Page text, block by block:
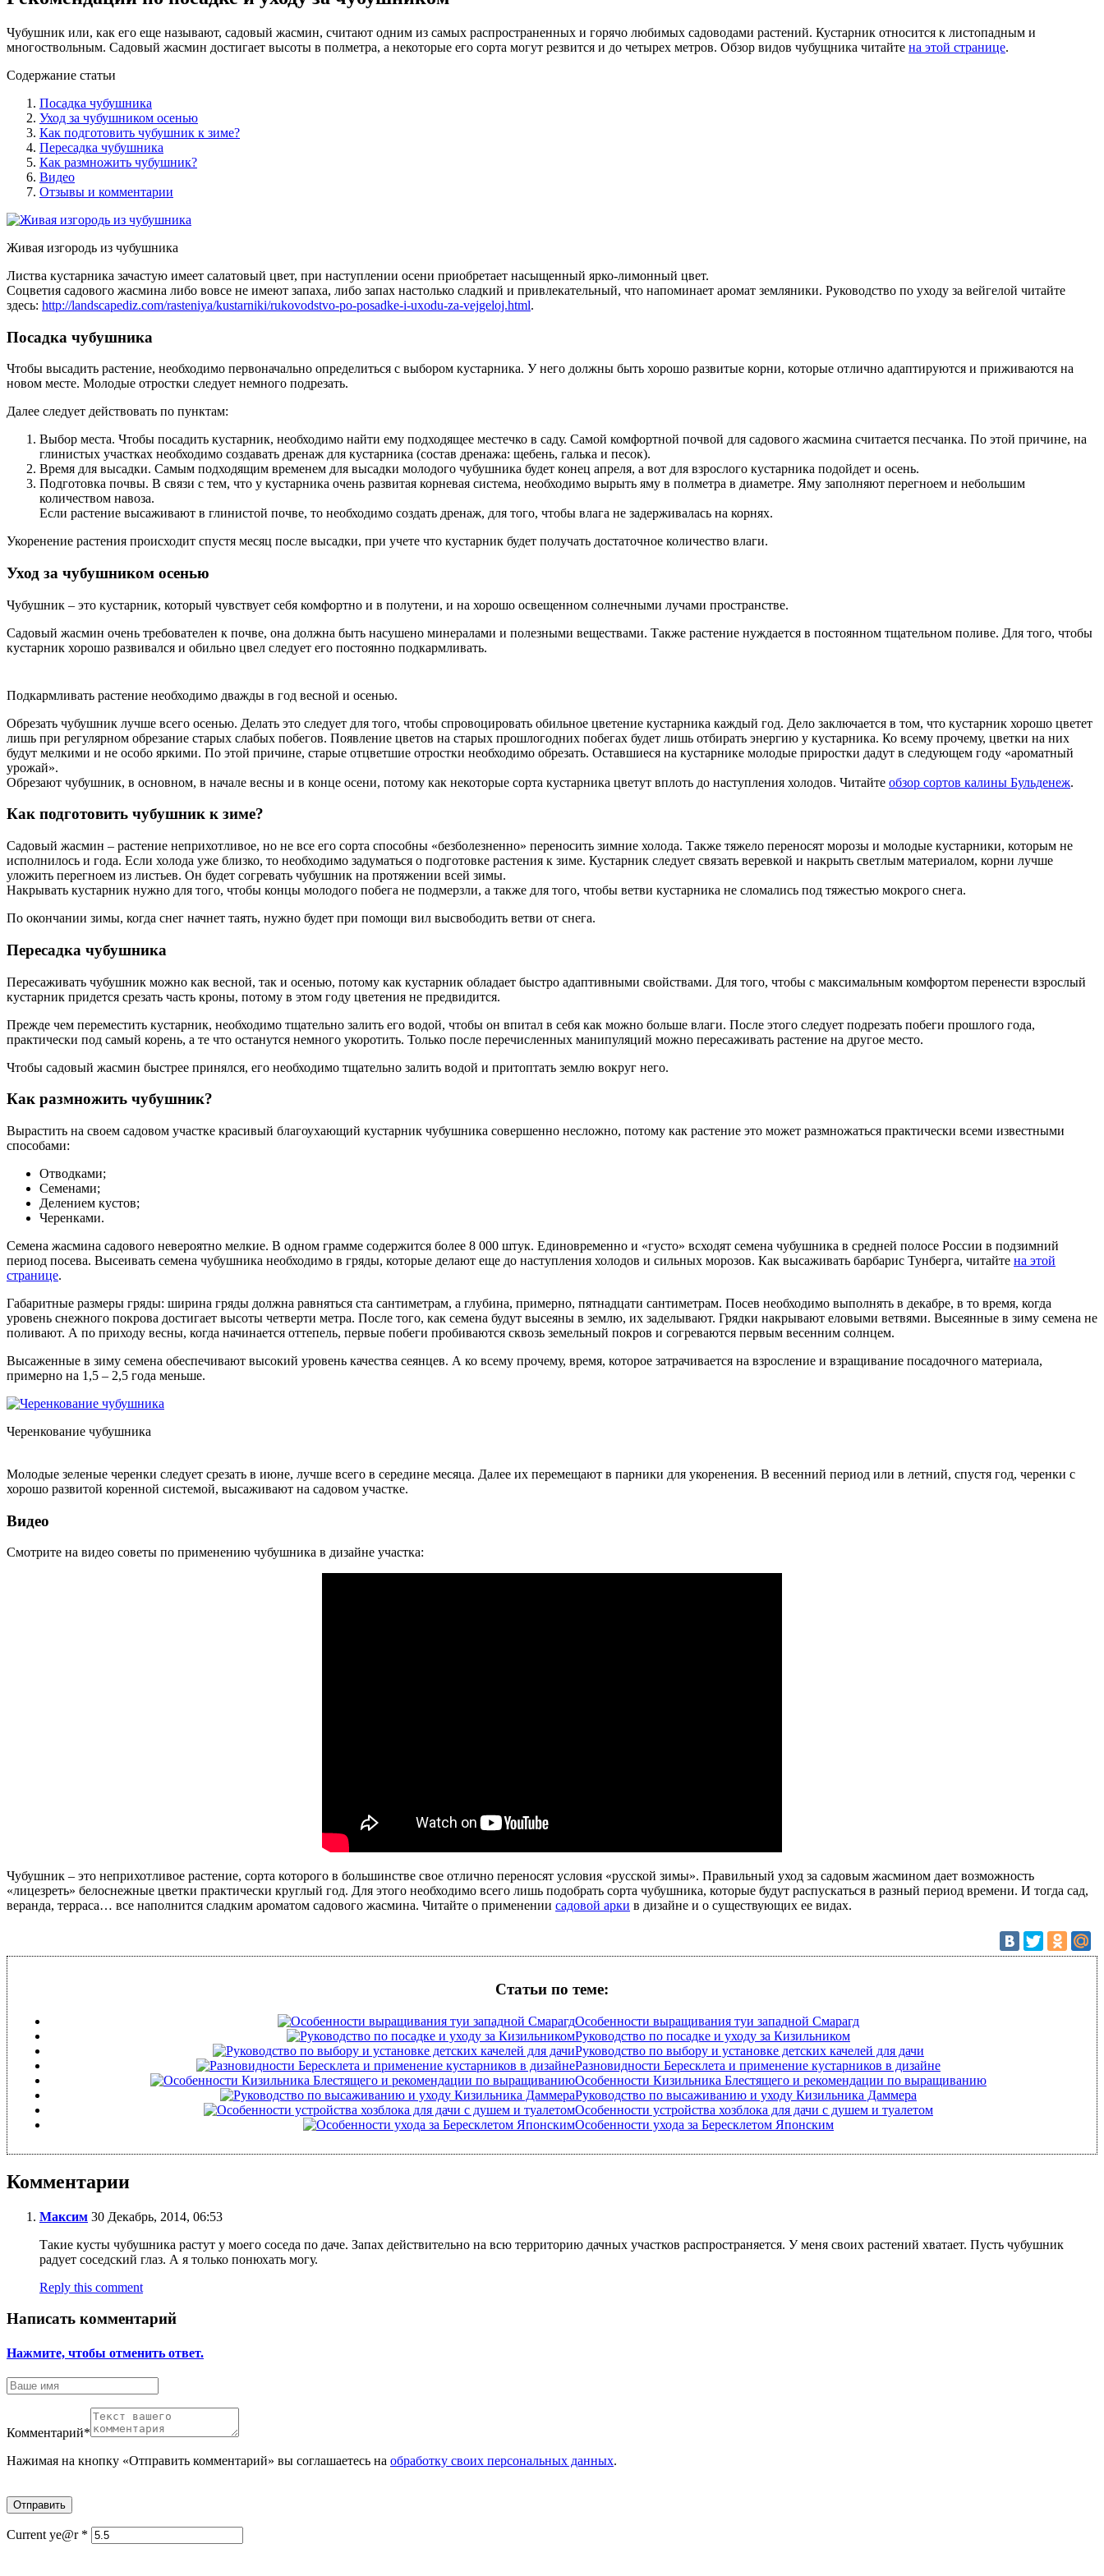
Чубушник или, как его еще называют, садовый жасмин, считают одним из самых распространенных и горячо любимых садоводами растений. Кустарник относится к листопадным и
многоствольным. Садовый жасмин достигает высоты в полметра, а некоторые его сорта могут резвится и до четырех метров. Обзор видов чубущника читайте на этой странице.
Содержание статьи
Посадка чубушника
Уход за чубушником осенью
Как подготовить чубушник к зиме?
Пересадка чубушника
Как размножить чубушник?
Видео
Отзывы и комментарии
Живая изгородь из чубушника
Листва кустарника зачастую имеет салатовый цвет, при наступлении осени приобретает насыщенный ярко-лимонный цвет.
Соцветия садового жасмина либо вовсе не имеют запаха, либо запах настолько сладкий и привлекательный, что напоминает аромат земляники. Руководство по уходу за вейгелой читайте
здесь: http://landscapediz.com/rasteniya/kustarniki/rukovodstvo-po-posadke-i-uxodu-za-vejgeloj.html.
Посадка чубушника
Чтобы высадить растение, необходимо первоначально определиться с выбором кустарника. У него должны быть хорошо развитые корни, которые отлично адаптируются и приживаются на
новом месте. Молодые отростки следует немного подрезать.
Далее следует действовать по пунктам:
Выбор места. Чтобы посадить кустарник, необходимо найти ему подходящее местечко в саду. Самой комфортной почвой для садового жасмина считается песчанка. По этой причине, на
глинистых участках необходимо создавать дренаж для кустарника (состав дренажа: щебень, галька и песок).
Время для высадки. Самым подходящим временем для высадки молодого чубушника будет конец апреля, а вот для взрослого кустарника подойдет и осень.
Подготовка почвы. В связи с тем, что у кустарника очень развитая корневая система, необходимо вырыть яму в полметра в диаметре. Яму заполняют перегноем и небольшим
количеством навоза.
Если растение высаживают в глинистой почве, то необходимо создать дренаж, для того, чтобы влага не задерживалась на корнях.
Укоренение растения происходит спустя месяц после высадки, при учете что кустарник будет получать достаточное количество влаги.
Уход за чубушником осенью
Чубушник – это кустарник, который чувствует себя комфортно и в полутени, и на хорошо освещенном солнечными лучами пространстве.
Садовый жасмин очень требователен к почве, она должна быть насушено минералами и полезными веществами. Также растение нуждается в постоянном тщательном поливе. Для того, чтобы
кустарник хорошо развивался и обильно цвел следует его постоянно подкармливать.
Подкармливать растение необходимо дважды в год весной и осенью.
Обрезать чубушник лучше всего осенью. Делать это следует для того, чтобы спровоцировать обильное цветение кустарника каждый год. Дело заключается в том, что кустарник хорошо цветет
лишь при регулярном обрезание старых слабых побегов. Появление цветов на старых прошлогодних побегах будет лишь отбирать энергию у кустарника. Ко всему прочему, цветки на них
будут мелкими и не особо яркими. По этой причине, старые отцветшие отростки необходимо обрезать. Оставшиеся на кустарнике молодые приростки дадут в следующем году «ароматный
урожай».
Обрезают чубушник, в основном, в начале весны и в конце осени, потому как некоторые сорта кустарника цветут вплоть до наступления холодов. Читайте обзор сортов калины Бульденеж.
Как подготовить чубушник к зиме?
Садовый жасмин – растение неприхотливое, но не все его сорта способны «безболезненно» переносить зимние холода. Также тяжело переносят морозы и молодые кустарники, которым не
исполнилось и года. Если холода уже близко, то необходимо задуматься о подготовке растения к зиме. Кустарник следует связать веревкой и накрыть светлым материалом, корни лучше
уложить перегноем из листьев. Он будет согревать чубушник на протяжении всей зимы.
Накрывать кустарник нужно для того, чтобы концы молодого побега не подмерзли, а также для того, чтобы ветви кустарника не сломались под тяжестью мокрого снега.
По окончании зимы, когда снег начнет таять, нужно будет при помощи вил высвободить ветви от снега.
Пересадка чубушника
Пересаживать чубушник можно как весной, так и осенью, потому как кустарник обладает быстро адаптивными свойствами. Для того, чтобы с максимальным комфортом перенести взрослый
кустарник придется срезать часть кроны, потому в этом году цветения не предвидится.
Прежде чем переместить кустарник, необходимо тщательно залить его водой, чтобы он впитал в себя как можно больше влаги. После этого следует подрезать побеги прошлого года,
практически под самый корень, а те что останутся немного укоротить. Только после перечисленных манипуляций можно пересаживать растение на другое место.
Чтобы садовый жасмин быстрее принялся, его необходимо тщательно залить водой и притоптать землю вокруг него.
Как размножить чубушник?
Вырастить на своем садовом участке красивый благоухающий кустарник чубушника совершенно несложно, потому как растение это может размножаться практически всеми известными
способами:
Отводками;
Семенами;
Делением кустов;
Черенками.
Семена жасмина садового невероятно мелкие. В одном грамме содержится более 8 000 штук. Единовременно и «густо» всходят семена чубушника в средней полосе России в подзимний
период посева. Высеивать семена чубушника необходимо в гряды, которые делают еще до наступления холодов и сильных морозов. Как высаживать барбарис Тунберга, читайте на этой
странице.
Габаритные размеры гряды: ширина гряды должна равняться ста сантиметрам, а глубина, примерно, пятнадцати сантиметрам. Посев необходимо выполнять в декабре, в то время, когда
уровень снежного покрова достигает высоты четверти метра. После того, как семена будут высеяны в землю, их заделывают. Грядки накрывают еловыми ветвями. Высеянные в зиму семена не
поливают. А по приходу весны, когда начинается оттепель, первые побеги пробиваются сквозь земельный покров и согреваются первым весенним солнцем.
Высаженные в зиму семена обеспечивают высокий уровень качества сеянцев. А ко всему прочему, время, которое затрачивается на взросление и взращивание посадочного материала,
примерно на 1,5 – 2,5 года меньше.
Черенкование чубушника
Молодые зеленые черенки следует срезать в июне, лучше всего в середине месяца. Далее их перемещают в парники для укоренения. В весенний период или в летний, спустя год, черенки с
хорошо развитой коренной системой, высаживают на садовом участке.
Видео
Смотрите на видео советы по применению чубушника в дизайне участка:
Чубушник – это неприхотливое растение, сорта которого в большинстве свое отлично переносят условия «русской зимы». Правильный уход за садовым жасмином дает возможность
«лицезреть» белоснежные цветки практически круглый год. Для этого необходимо всего лишь подобрать сорта чубушника, которые будут распускаться в разный период времени. И тогда сад,
веранда, терраса… все наполнится сладким ароматом садового жасмина. Читайте о применении садовой арки в дизайне и о существующих ее видах.
Статьи по теме:
Особенности выращивания туи западной Смарагд
Руководство по посадке и уходу за Кизильником
Руководство по выбору и установке детских качелей для дачи
Разновидности Бересклета и применение кустарников в дизайне
Особенности Кизильника Блестящего и рекомендации по выращиванию
Руководство по высаживанию и уходу Кизильника Даммера
Особенности устройства хозблока для дачи с душем и туалетом
Особенности ухода за Бересклетом Японским
Комментарии
Максим 30 Декабрь, 2014, 06:53
Такие кусты чубушника растут у моего соседа по даче. Запах действительно на всю территорию дачных участков распространяется. У меня своих растений хватает. Пусть чубушник
радует соседский глаз. А я только понюхать могу.
Reply this comment
Написать комментарий
Нажмите, чтобы отменить ответ.
Комментарий*
Нажимая на кнопку «Отправить комментарий» вы соглашаетесь на обработку своих персональных данных.
Current ye@r *